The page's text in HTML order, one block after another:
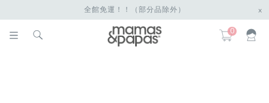
全館免運！！（部分品除外） x
0